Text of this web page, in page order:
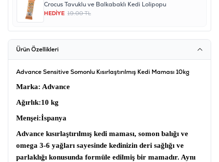
Crocus Tavuklu ve Balkabaklı Kedi Lolipopu
HEDİYE 19.00 TL
Ürün Özellikleri
Advance Sensitive Somonlu Kısırlaştırılmış Kedi Maması 10kg
Marka: Advance
Ağırlık:10 kg
Menşei:İspanya
Advance kısırlaştırılmış kedi maması, somon balığı ve
omega 3-6 yağları sayesinde kedinizin deri sağlığı ve
parlaklığı konusunda formüle edilmiş bir mamadır. Aynı